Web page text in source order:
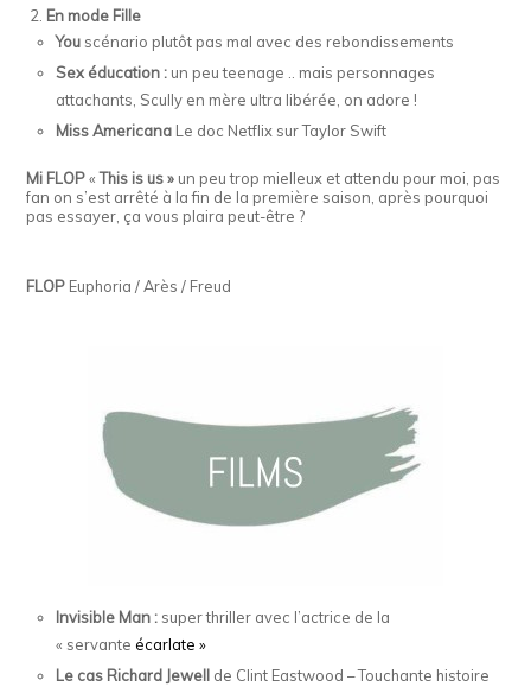
2. En mode Fille
Youscénario plutôt pas mal avec des rebondissements
Sex éducation : un peu teenage .. mais personnages
attachants, Scully en mère ultra libérée, on adore !
Miss Americana Le doc Netflix sur Taylor Swift
Mi FLOP«This is us » un peu trop mielleux et attendu pour moi, pas
fan on s’est arrêté à la fin de la première saison, après pourquoi
pas essayer, ça vous plaira peut-être ?
FLOP Euphoria / Arès / Freud
Invisible Man :super thriller avec l’actrice de la
« servante écarlate »
Le cas Richard Jewell de Clint Eastwood – Touchante histoire